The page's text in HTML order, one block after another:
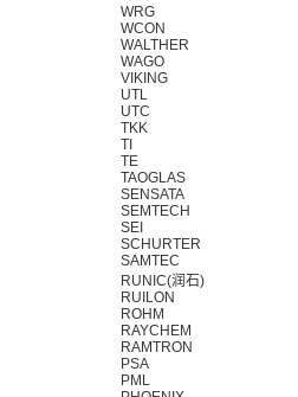
WRG
WCON
WALTHER
WAGO
VIKING
UTL
UTC
TKK
TI
TE
TAOGLAS
SENSATA
SEMTECH
SEI
SCHURTER
SAMTEC
RUNIC(润石)
RUILON
ROHM
RAYCHEM
RAMTRON
PSA
PML